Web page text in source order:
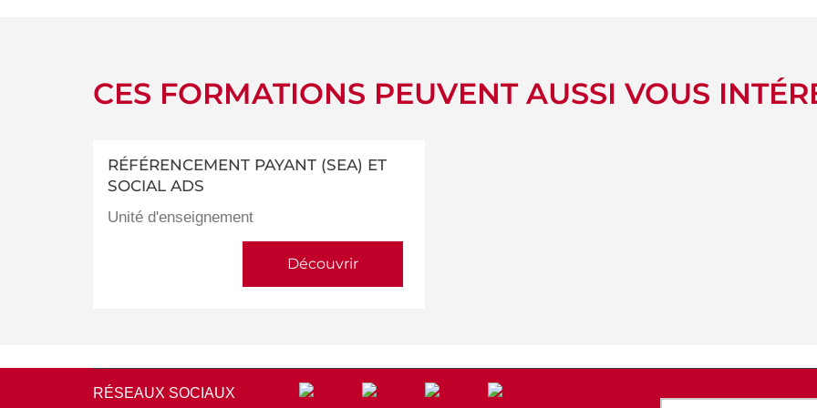
CES FORMATIONS PEUVENT AUSSI VOUS
RÉFÉRENCEMENT PAYANT (SEA) ET
SOCIAL ADS
Unité d'enseignement
Découvrir
RÉSEAUX SOCIAUX